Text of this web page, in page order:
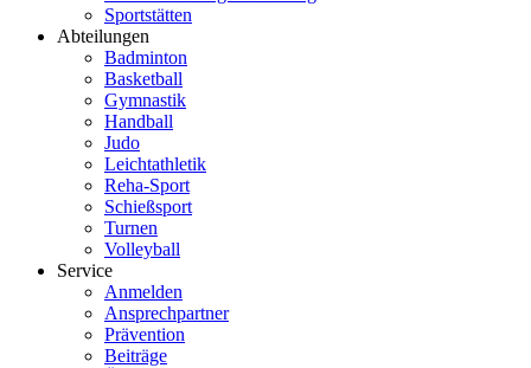
Sportstätten
Abteilungen
Badminton
Basketball
Gymnastik
Handball
Judo
Leichtathletik
Reha-Sport
Schießsport
Turnen
Volleyball
Service
Anmelden
Ansprechpartner
Prävention
Beiträge